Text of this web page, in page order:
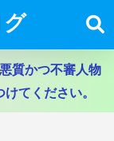
質かつ不審人物
てください。